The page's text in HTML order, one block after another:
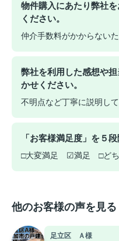
物件購入にあたり弊社
ください。
仲介手数料がかからない
弊社を利用した感想や
かせください。
不明点など丁寧に説明し
「お客様満足度」を５
□大変満足 ☑満足 □ど
他のお客様の声を見る
足立区 Ａ様